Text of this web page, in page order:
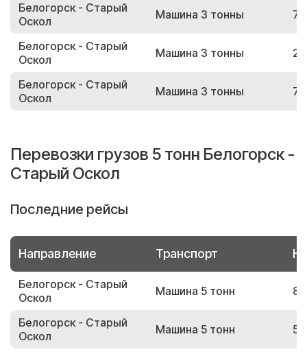
Белогорск - Старый
Оскол
Машина 3 тонны
Белогорск - Старый
Оскол
Машина 3 тонны
Белогорск - Старый
Оскол
Машина 3 тонны
Перевозки грузов 5 тонн Белогорск -
Старый Оскол
Последние рейсы
Направление Транспорт
Белогорск - Старый
Оскол
Машина 5 тонн
Белогорск - Старый
Оскол
Машина 5 тонн